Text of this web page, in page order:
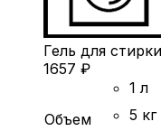
Гель для
1657 ₽
Объем
1 л
5 кг